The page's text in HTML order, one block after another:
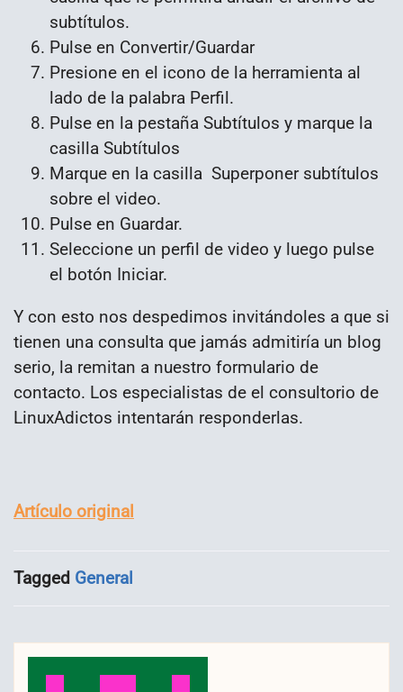
subtítulos.
Pulse en Convertir/Guardar
Presione en el icono de la herramienta al
lado de la palabra Perfil.
Pulse en la pestaña Subtítulos y marque la
casilla Subtítulos
Marque en la casilla Superponer subtítulos
sobre el video.
Pulse en Guardar.
Seleccione un perfil de video y luego pulse
el botón Iniciar.
Y con esto nos despedimos invitándoles a que si
tienen una consulta que jamás admitiría un blog
serio, la remitan a nuestro formulario de
contacto. Los especialistas de el consultorio de
LinuxAdictos intentarán responderlas.
Artículo original
Tagged General